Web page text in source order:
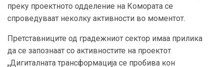
преку проектното одделение на Комората се
спроведуваат неколку активности во моментот.
Претставниците од градежниот сектор имаа прилика
да се запознаат со активностите на проектот
„Дигиталната трансформација се пробива кон